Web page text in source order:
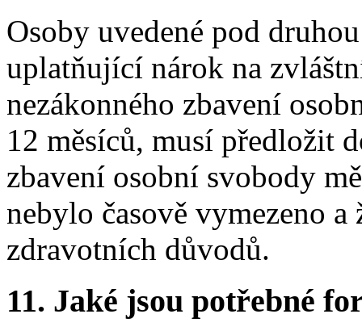
Osoby uvedené pod
uplatňující nárok na
nezákonného zbavení
12 měsíců, musí předložit
zbavení osobní svobody
nebylo časově vymezeno
zdravotních důvodů.
11. Jaké jsou potřebné